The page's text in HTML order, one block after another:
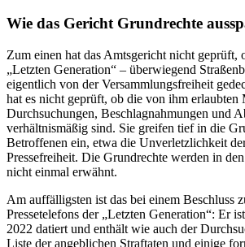
Wie das Gericht Grundrechte
Zum einen hat das Amtsgericht nicht geprüft,
„Letzten Generation“ – überwiegend
eigentlich von der Versammlungsfreiheit
hat es nicht geprüft, ob die von ihm erlaubten
Durchsuchungen, Beschlagnahmungen und
verhältnismäßig sind. Sie greifen tief in die
Betroffenen ein, etwa die Unverletzlichkeit
Pressefreiheit. Die Grundrechte werden in
nicht einmal erwähnt.
Am auffälligsten ist das bei einem Beschluss
Pressetelefons der „Letzten Generation“: Er
2022 datiert und enthält wie auch der
Liste der angeblichen Straftaten und einige